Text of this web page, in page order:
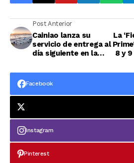
Post Anterior
Cainiao lanza su
servicio de entrega al
día siguiente en la
La
8 y
Facebook
Instagram
Pinterest